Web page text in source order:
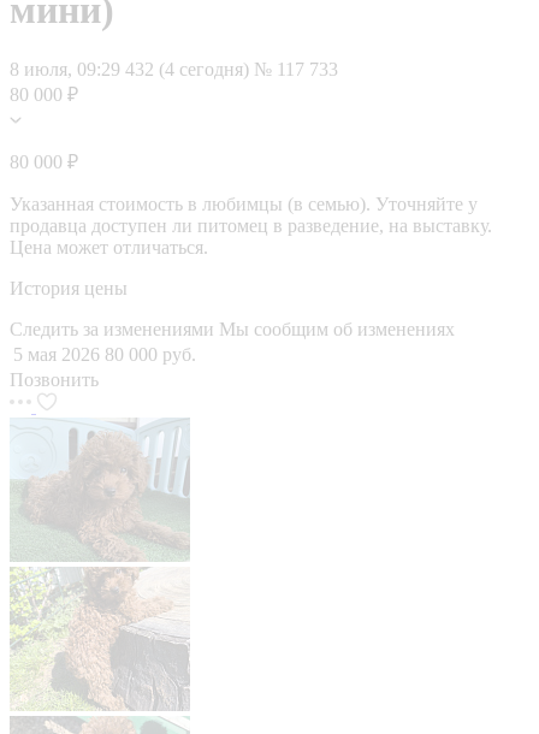
мини)
8 июля, 09:29 432 (4 сегодня) № 117 733
80 000 ₽
80 000 ₽
Указанная стоимость в любимцы (в семью). Уточняйте у
продавца доступен ли питомец в разведение, на выставку.
Цена может отличаться.
История цены
Следить за изменениями Мы сообщим об изменениях
5 мая 2026 80 000 руб.
Позвонить